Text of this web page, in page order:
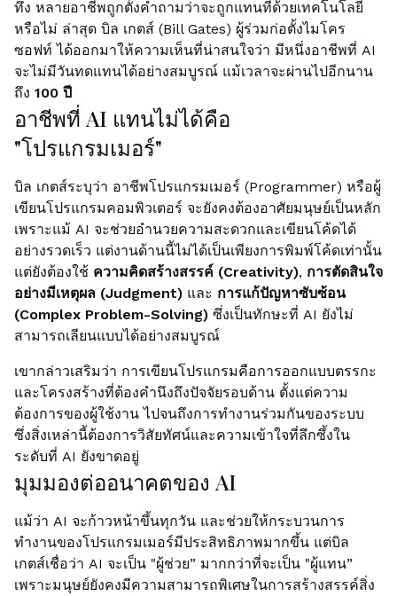
ทึ่ง หลายอาชีพถูกตั้งคำถามว่าจะถูกแทนที่ด้วยเทคโนโลยี
หรือไม่ ล่าสุด บิล เกตส์ (Bill Gates) ผู้ร่วมก่อตั้งไมโคร
ซอฟท์ ได้ออกมาให้ความเห็นที่น่าสนใจว่า มีหนึ่งอาชีพที่ AI
จะไม่มีวันทดแทนได้อย่างสมบูรณ์ แม้เวลาจะผ่านไปอีกนาน
ถึง 100 ปี
อาชีพที่ AI แทนไม่ได้คือ
"โปรแกรมเมอร์"
บิล เกตส์ระบุว่า อาชีพโปรแกรมเมอร์ (Programmer) หรือผู้
เขียนโปรแกรมคอมพิวเตอร์ จะยังคงต้องอาศัยมนุษย์เป็นหลัก
เพราะแม้ AI จะช่วยอำนวยความสะดวกและเขียนโค้ดได้
อย่างรวดเร็ว แต่งานด้านนี้ไม่ได้เป็นเพียงการพิมพ์โค้ดเท่านั้น
แต่ยังต้องใช้ ความคิดสร้างสรรค์ (Creativity), การตัดสินใจ
อย่างมีเหตุผล (Judgment) และ การแก้ปัญหาซับซ้อน
(Complex Problem-Solving) ซึ่งเป็นทักษะที่ AI ยังไม่
สามารถเลียนแบบได้อย่างสมบูรณ์
เขากล่าวเสริมว่า การเขียนโปรแกรมคือการออกแบบตรรกะ
และโครงสร้างที่ต้องคำนึงถึงปัจจัยรอบด้าน ตั้งแต่ความ
ต้องการของผู้ใช้งาน ไปจนถึงการทำงานร่วมกันของระบบ
ซึ่งสิ่งเหล่านี้ต้องการวิสัยทัศน์และความเข้าใจที่ลึกซึ้งใน
ระดับที่ AI ยังขาดอยู่
มุมมองต่ออนาคตของ AI
แม้ว่า AI จะก้าวหน้าขึ้นทุกวัน และช่วยให้กระบวนการ
ทำงานของโปรแกรมเมอร์มีประสิทธิภาพมากขึ้น แต่บิล
เกตส์เชื่อว่า AI จะเป็น "ผู้ช่วย” มากกว่าที่จะเป็น "ผู้แทน”
เพราะมนุษย์ยังคงมีความสามารถพิเศษในการสร้างสรรค์สิ่ง